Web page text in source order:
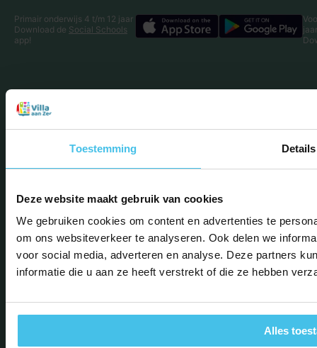
Toestemming Details
Deze website maakt gebruik van cookies
We gebruiken cookies om content en advertenties te
om ons websiteverkeer te analyseren. Ook delen we
voor social media, adverteren en analyse. Deze partners
informatie die u aan ze heeft verstrekt of die ze hebben
Alles
Primair onderwijs 4 t/m 12 jaar
Download de Social Schools
app!
jaar